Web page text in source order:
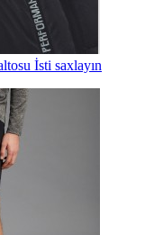
İsti saxlayın